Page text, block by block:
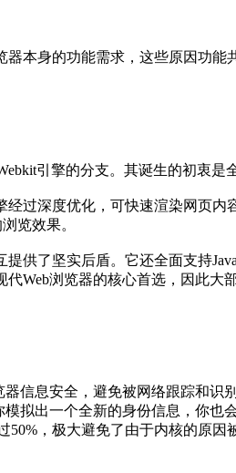
身的功能需求，这些原因功能
引擎的分支。其诞生的初衷是
深度优化，可快速渲染网页内
览效果。
了坚实后盾。它还全面支持
Web浏览器的核心首选，因此大
息安全，避免被网络跟踪和识
拟出一个全新的身份信息，你也
，极大避免了由于内核的原